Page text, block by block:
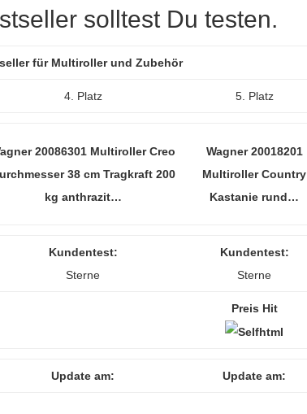
solltest Du testen.
für Multiroller und Zubehör
4. Platz 5. Platz
20086301 Multiroller Creo
38 cm Tragkraft 200
kg anthrazit…
Wagner 20018201
Multiroller Country
Kastanie rund…
Kundentest:
Sterne
Kundentest:
Sterne
Preis Hit
Update am: Update am: